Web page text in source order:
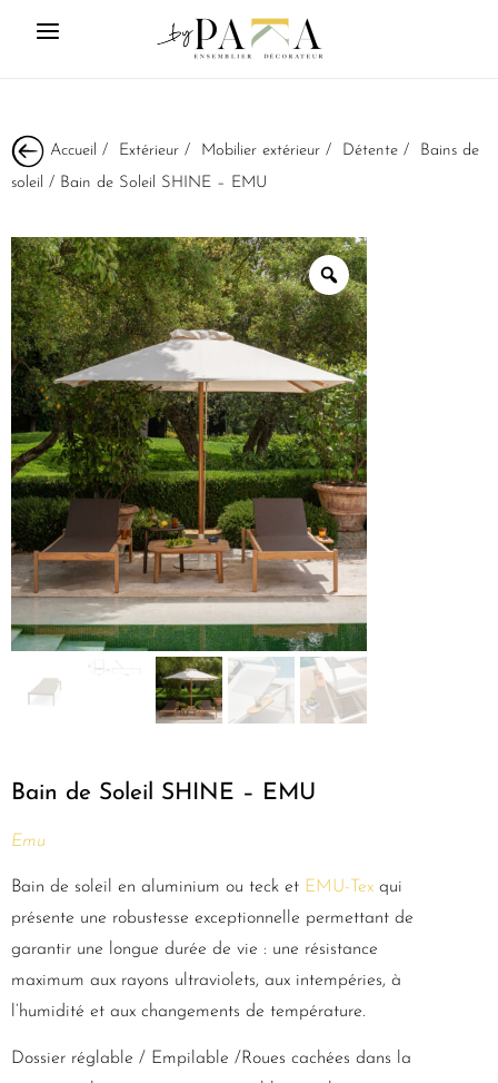
Accueil / Extérieur / Mobilier extérieur / Détente /
Bains de
soleil / Bain de Soleil SHINE – EMU
Bain de Soleil SHINE – EMU
Emu
Bain de soleil en aluminium ou teck et EMU-Tex qui
présente une robustesse exceptionnelle permettant de
garantir une longue durée de vie : une résistance
maximum aux rayons ultraviolets, aux intempéries, à
l’humidité et aux changements de température.
Dossier réglable / Empilable /Roues cachées dans la